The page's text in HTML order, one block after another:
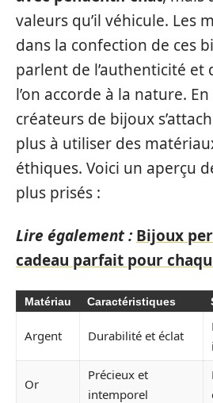
valeurs qu’il véhicule. Les
dans la confection de ces
parlent de l’authenticité et
l’on accorde à la nature.
créateurs de bijoux
plus à utiliser des
éthiques. Voici un aperçu
plus prisés :
Lire également : Bijoux
cadeau parfait pour
Matériau Caractéristiques
Argent Durabilité et éclat
Or
Précieux et
intemporel